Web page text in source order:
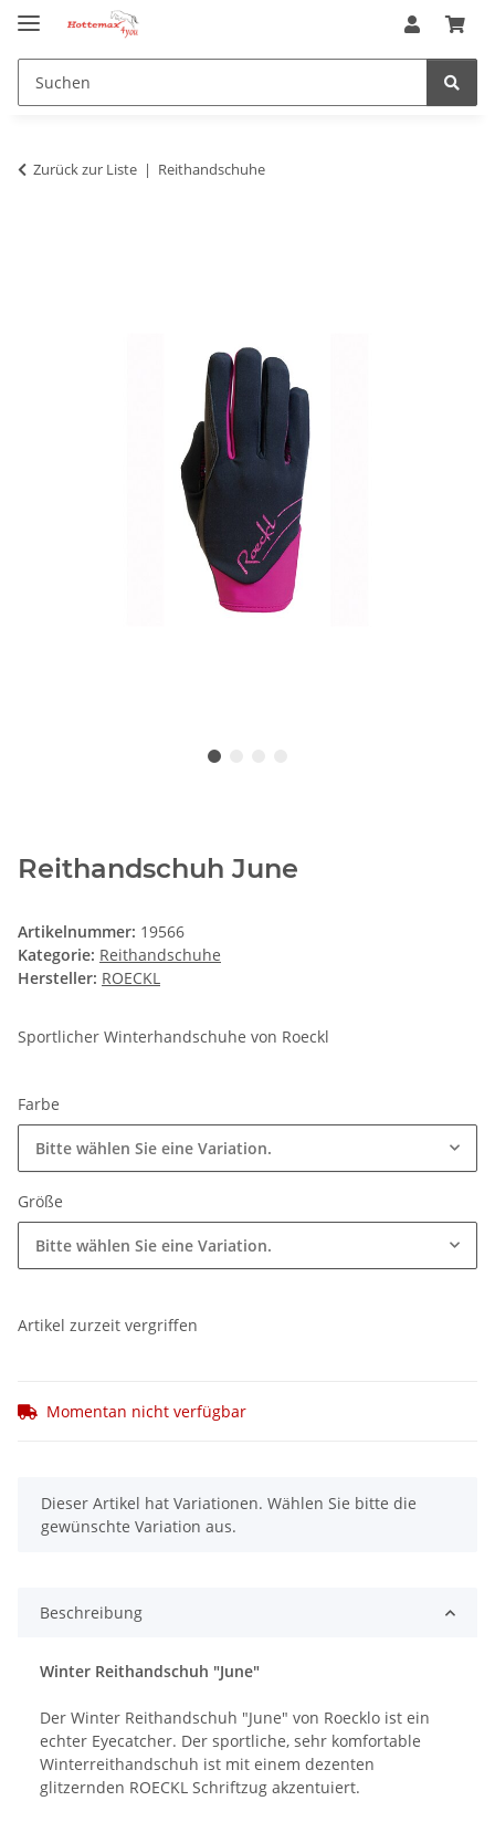
Zurück zur Liste Reithandschuhe
Reithandschuh June
Artikelnummer: 19566
Kategorie: Reithandschuhe
Hersteller: ROECKL
Sportlicher Winterhandschuhe von Roeckl
Farbe
Bitte wählen Sie eine Variation.
Größe
Bitte wählen Sie eine Variation.
Artikel zurzeit vergriffen
Momentan nicht verfügbar
x
Dieser Artikel hat Variationen. Wählen Sie bitte die
gewünschte Variation aus.
Beschreibung
Winter Reithandschuh "June"
Der Winter Reithandschuh "June" von Roecklo ist ein
echter Eyecatcher. Der sportliche, sehr komfortable
Winterreithandschuh ist mit einem dezenten
glitzernden ROECKL Schriftzug akzentuiert.